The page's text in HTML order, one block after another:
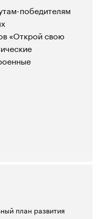
победителям
«Открой свою